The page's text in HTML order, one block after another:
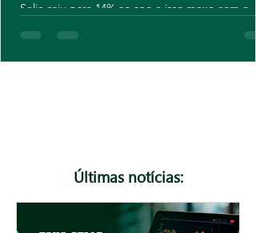
Selic caiu para 14% ao ano e isso mexe com o
novo corte do Copom, como a taxa afeta
investimentos e até seus impostos, e veja dicas
Últimas notícias: